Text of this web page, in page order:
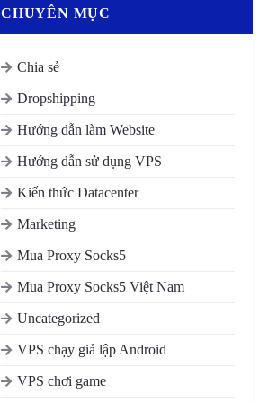
CHUYÊN MỤC
Chia sẻ
Dropshipping
Hướng dẫn làm Website
Hướng dẫn sử dụng VPS
Kiến thức Datacenter
Marketing
Mua Proxy Socks5
Mua Proxy Socks5 Việt Nam
Uncategorized
VPS chạy giả lập Android
VPS chơi game